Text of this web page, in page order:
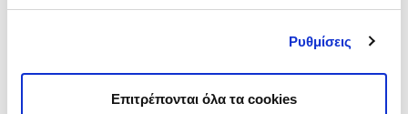
Ρυθμίσεις
Επιτρέπονται όλα τα cookies
Νοσοκομειακή
Κάρτες Υγείας